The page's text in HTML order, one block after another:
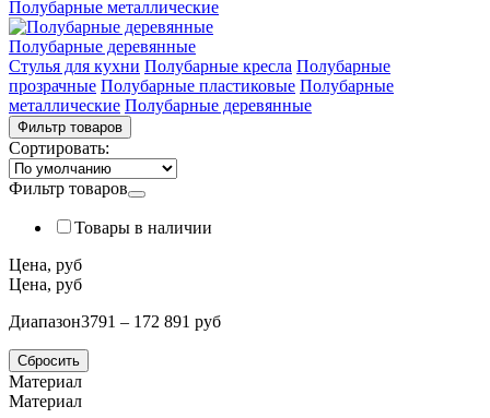
Полубарные металлические
Полубарные деревянные
Стулья для кухни Полубарные кресла Полубарные
прозрачные Полубарные пластиковые Полубарные
металлические Полубарные деревянные
Фильтр товаров
Сортировать:
Фильтр товаров
Товары в наличии
Цена, руб
Цена, руб
Диапазон3791 – 172 891 руб
Сбросить
Материал
Материал